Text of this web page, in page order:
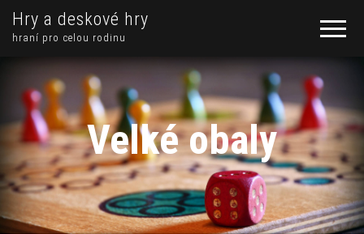
Hry a deskové hry
hraní pro celou rodinu
Velké obaly